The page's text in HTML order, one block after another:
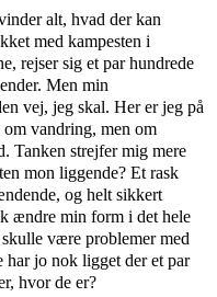
alt, hvad der kan
med kampesten i
rejser sig et par hundrede
Men min
vej, jeg skal. Her er jeg på
vandring, men om
Tanken strejfer mig mere
mon liggende? Et rask
og helt sikkert
ændre min form i det hele
være problemer med
har jo nok ligget der et par
hvor de er?